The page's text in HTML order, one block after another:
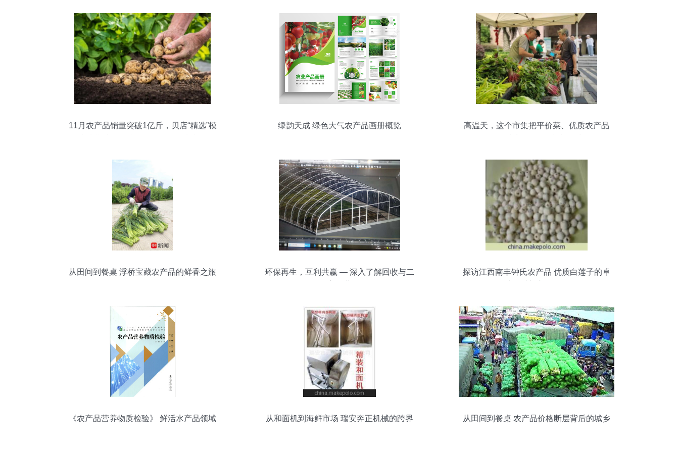
11月农产品销量突破1亿斤，贝店“精选”模
绿韵天成 绿色大气农产品画册概览
高温天，这个市集把平价菜、优质农产品
从田间到餐桌 浮桥宝藏农产品的鲜香之旅
环保再生，互利共赢 — 深入了解回收与二
探访江西南丰钟氏农产品 优质白莲子的卓
《农产品营养物质检验》 鲜活水产品领域
从和面机到海鲜市场 瑞安奔正机械的跨界
从田间到餐桌 农产品价格断层背后的城乡